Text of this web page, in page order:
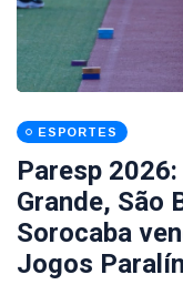
ESPORTES
Paresp
Grande, São
Sorocaba
Jogos